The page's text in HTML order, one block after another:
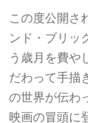
この度公開さ
ンド・ブリッ
う歳月を費や
だわって手描
の世界が伝わ
映画の冒頭に